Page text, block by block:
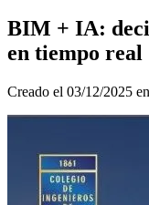
BIM + IA:
en tiempo real
Creado el 03/12/2025 en